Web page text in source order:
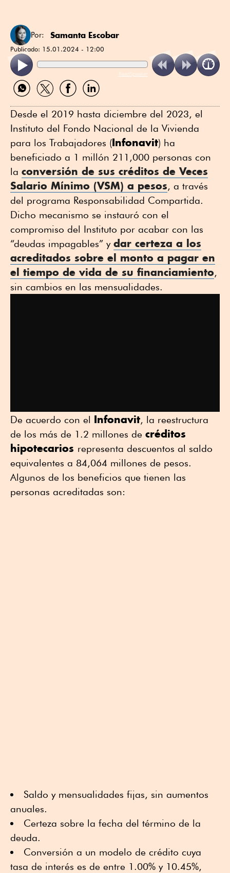
Por: Samanta Escobar
Publicado: 15.01.2024 - 12:00
ReadSpeaker
Compartir
por
Compartir
por
Compartir
por
Compartir
por
Desde el 2019 hasta diciembre del 2023, el
Instituto del Fondo Nacional de la Vivienda
para los Trabajadores (Infonavit) ha
beneficiado a 1 millón 211,000 personas con
la conversión de sus créditos de Veces
Salario Mínimo (VSM) a pesos, a través
del programa Responsabilidad Compartida.
Dicho mecanismo se instauró con el
compromiso del Instituto por acabar con las
“deudas impagables” y dar certeza a los
acreditados sobre el monto a pagar en
el tiempo de vida de su financiamiento,
sin cambios en las mensualidades.
De acuerdo con el Infonavit, la reestructura
de los más de 1.2 millones de créditos
hipotecarios representa descuentos al saldo
equivalentes a 84,064 millones de pesos.
Algunos de los beneficios que tienen las
personas acreditadas son:
Saldo y mensualidades fijas, sin aumentos
anuales.
Certeza sobre la fecha del término de la
deuda.
Conversión a un modelo de crédito cuya
tasa de interés es de entre 1.00% y 10.45%,